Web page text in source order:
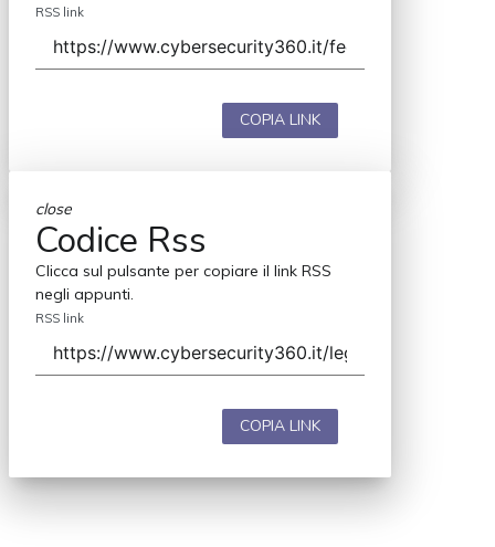
RSS link
COPIA LINK
close
Codice Rss
Clicca sul pulsante per copiare il link RSS
negli appunti.
RSS link
COPIA LINK